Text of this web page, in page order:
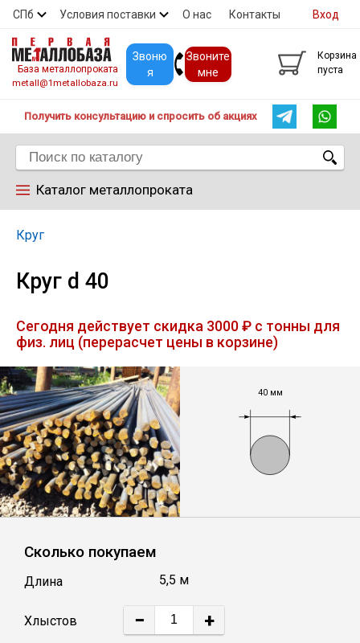
СПб Условия поставки О нас Контакты
Скидки Прайс Покупателям
Вход
База металлопроката
metall@1metallobaza.ru
Звоню
я
Звоните
мне
Корзина
пуста
Получить консультацию и спросить об акциях
Каталог металлопроката
Труба профильная
Труба
Лист
Уголок
Балка
Швеллер
Круг
Круг d 40
Сегодня действует скидка 3000 ₽ с тонны для
физ. лиц (перерасчет цены в корзине)
40 мм
Сколько покупаем
Длина 5,5 м
Хлыстов − +